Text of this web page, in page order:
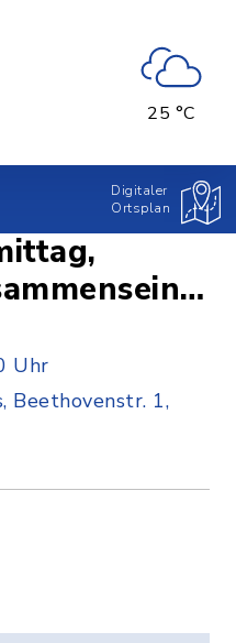
25 °C
Digitaler
Ortsplan
Uhr
Beethovenstr. 1,